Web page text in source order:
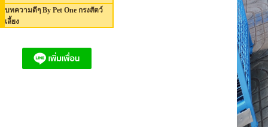
บทความดีๆ By Pet One กรงสัตว์
เลี้ยง